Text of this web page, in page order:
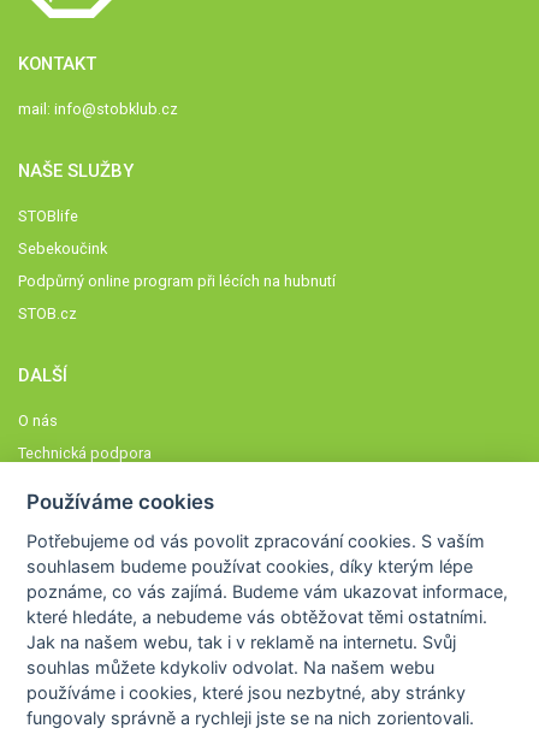
KONTAKT
mail: info@stobklub.cz
NAŠE SLUŽBY
STOBlife
Sebekoučink
Podpůrný online program při lécích na hubnutí
STOB.cz
DALŠÍ
O nás
Technická podpora
Členové STOBklubu
Zásady nakládání s osobními údaji
Otestujte se
Spočítejte si
Výzva 52
Používáme cookies
Potřebujeme od vás povolit zpracování cookies. S vaším
souhlasem budeme používat cookies, díky kterým lépe
poznáme,co vás zajímá. Budeme vám ukazovat informace,
které hledáte, a nebudeme vás obtěžovat těmi ostatními.
Jak na našem webu, tak i v reklamě na internetu. Svůj
souhlas můžete kdykoliv odvolat. Na našem webu
používáme i cookies, které jsou nezbytné, aby stránky
fungovaly správně a rychleji jste se na nich zorientovali.